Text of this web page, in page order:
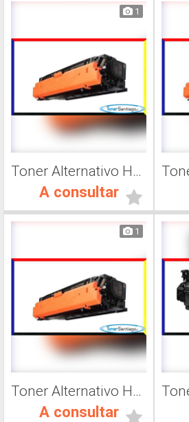
1
Toner Alternativo Hp CF363A, Impresora Láser
A consultar
1
Toner Alternativo Hp CF361A, Impresora Láser
A consultar